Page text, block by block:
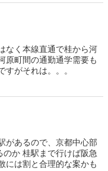
なく本線直通で桂から河
原町間の通勤通学需要も
がそれは。。。
があるので、京都中心部
か 桂駅まで行けば阪急
には割と合理的な案かも